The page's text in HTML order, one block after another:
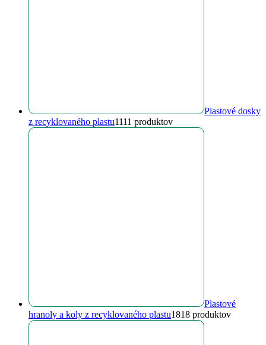
Plastové dosky
z recyklovaného plastu1111 produktov
Plastové
hranoly a koly z recyklovaného plastu1818 produktov